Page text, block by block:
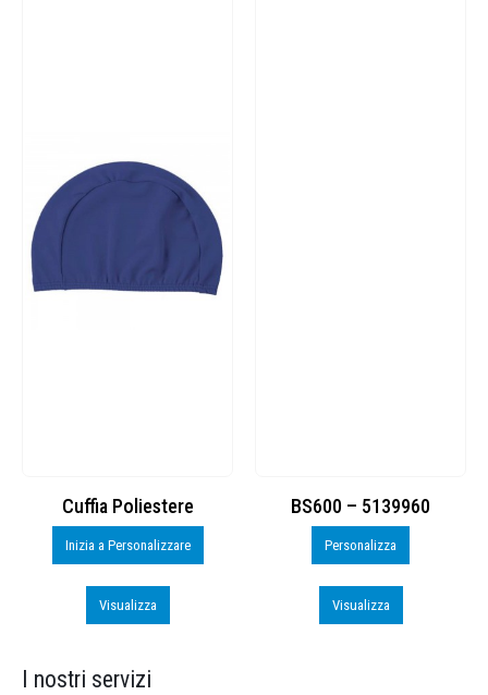
Cuffia Poliestere
Inizia a Personalizzare
Visualizza
BS600 – 5139960
Personalizza
Visualizza
I nostri servizi